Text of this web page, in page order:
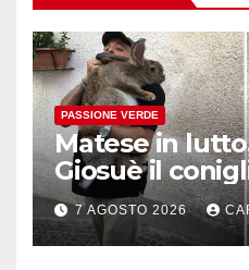
PASSIONE VERDE
Matese in
Giosuè il
pluripremiato
7 AGOSTO 2026